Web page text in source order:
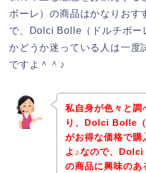
ボーレ）の商品はかなりおす
で、Dolci Bolle（ドルチボー
かどうか迷っている人は一度
ですよ＾＾♪
私自身が色々と調
り、Dolci Bolle
がお得な価格で購
よ♪なので、Dolci
の商品に興味のあ